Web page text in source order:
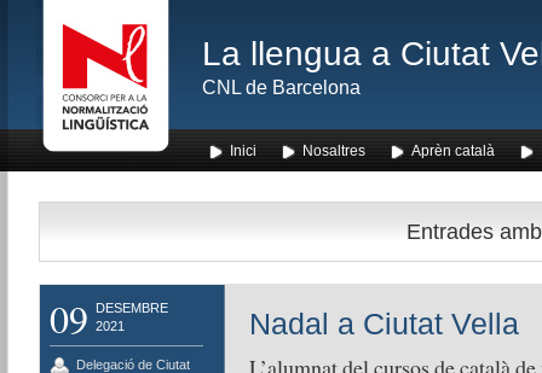
La llengua a Ciutat
CNL de Barcelona
Inici Nosaltres Aprèn català
Entrades
09
DESEMBRE
2021
Delegació de Ciutat
Nadal a Ciutat Vella
L’alumnat del cursos de català